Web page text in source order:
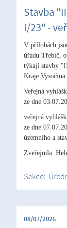
Stavba
I/23" -
V přílohách
úřadu Třebíč,
týkají stavby
Kraje Vysočina.
Veřejná
ze dne
veřejná
ze dne
územního a
Zveřejnila:
Sekce:
08/07/2026